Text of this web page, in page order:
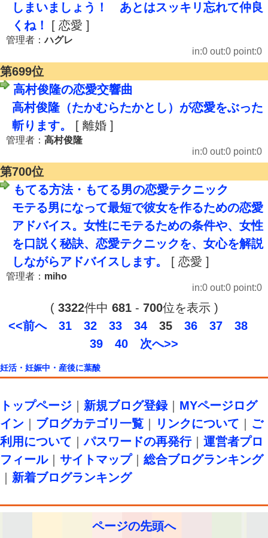
しまいましょう！ あとはスッキリ忘れて仲良
くね！
[ 恋愛 ]
管理者：ハグレ
in:0 out:0 point:0
第699位
高村俊隆の恋愛交響曲
高村俊隆（たかむらたかとし）が恋愛をぶった
斬ります。
[ 離婚 ]
管理者： 高村俊隆
in:0 out:0 point:0
第700位
もてる方法・もてる男の恋愛テクニック
モテる男になって最短で彼女を作るための恋愛
アドバイス。女性にモテるための条件や、女性
を口説く秘訣、恋愛テクニックを、女心を解説
しながらアドバイスします。
[ 恋愛 ]
管理者： miho
in:0 out:0 point:0
( 3322件中 681- 700位を表示 )
<<前へ
31 32 33 34 35 36 37
38
39
40 次へ>>
妊活・妊娠中・産後に葉酸
トップページ 新規ブログ登録｜ MYページログ
イン
ブログカテゴリ一覧 リンクについて
ご
利用について ｜パスワードの再発行｜ 運営者プロ
フィール｜ サイトマップ｜ 総合ブログランキング
新着ブログランキング
ページの先頭へ